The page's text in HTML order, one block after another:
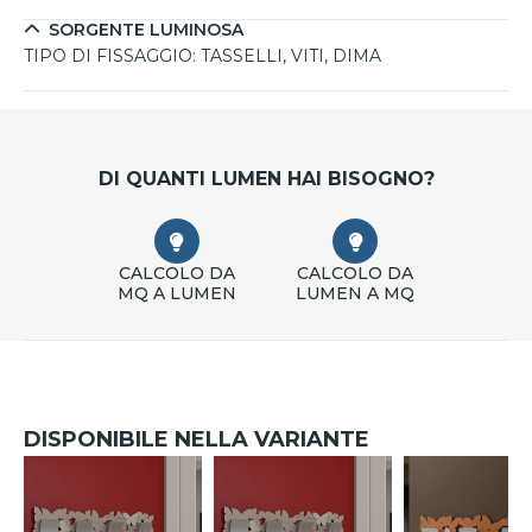
SORGENTE LUMINOSA
TIPO DI FISSAGGIO: TASSELLI, VITI, DIMA
DI QUANTI LUMEN HAI BISOGNO?
CALCOLO DA
MQ A LUMEN
CALCOLO DA
LUMEN A MQ
DISPONIBILE NELLA VARIANTE